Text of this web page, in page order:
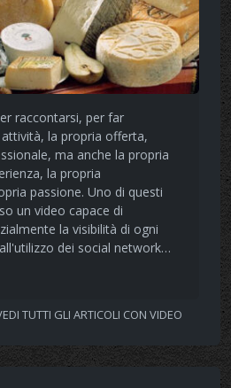
raccontarsi, per far
la propria offerta,
ma anche la propria
la propria
passione. Uno di questi
un video capace di
la visibilità di ogni
dei social network…
TUTTI GLI ARTICOLI CON VIDEO